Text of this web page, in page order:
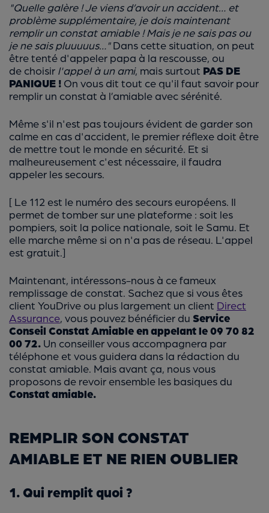
"Quelle galère ! Je viens d’avoir un accident… et
problème supplémentaire, je dois maintenant
remplir un constat amiable ! Mais je ne sais pas ou
je ne sais pluuuuus…"Dans cette situation, on peut
être tenté d'appeler papa à la rescousse, ou
de choisir l'appel à un ami, mais surtout PAS DE
PANIQUE ! On vous dit tout ce qu'il faut savoir pour
remplir un constat à l’amiable avec sérénité.
Même s'il n'est pas toujours évident de garder son
calme en cas d'accident, le premier réflexe doit être
de mettre tout le monde en sécurité. Et si
malheureusement c'est nécessaire, il faudra
appeler les secours.
[ Le 112 est le numéro des secours européens. Il
permet de tomber sur une plateforme : soit les
pompiers, soit la police nationale, soit le Samu. Et
elle marche même si on n'a pas de réseau. L'appel
est gratuit.]
Maintenant, intéressons-nous à ce fameux
remplissage de constat. Sachez que si vous êtes
client YouDrive ou plus largement un client Direct
Assurance, vous pouvez bénéficier du Service
Conseil Constat Amiable en appelant le 09 70 82
00 72. Un conseiller vous accompagnera par
téléphone et vous guidera dans la rédaction du
constat amiable. Mais avant ça, nous vous
proposons de revoir ensemble les basiques du
Constat amiable.
REMPLIR SON CONSTAT
AMIABLE ET NE RIEN OUBLIER
1. Qui remplit quoi ?